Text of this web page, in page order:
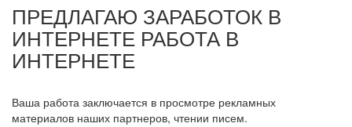
ПРЕДЛАГАЮ ЗАРАБОТОК В
ИНТЕРНЕТЕ РАБОТА В
ИНТЕРНЕТЕ
Ваша работа заключается в просмотре рекламных
материалов наших партнеров, чтении писем.